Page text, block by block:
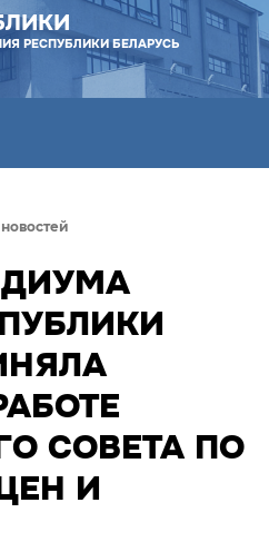
РЕСПУБЛИКИ БЕЛАРУСЬ
СОВЕТА ПО
И